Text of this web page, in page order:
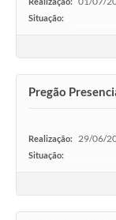
Situação:
Pregão
Realização: 29/06/
Situação: